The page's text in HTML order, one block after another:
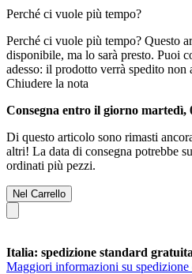
Perché ci vuole più tempo?
Perché ci vuole più tempo? Questo
disponibile, ma lo sarà presto. Puoi
adesso: il prodotto verrà spedito non
Chiudere la nota
Consegna entro il giorno martedì,
Di questo articolo sono rimasti
altri! La data di consegna potrebbe
ordinati più pezzi.
Nel Carrello
Italia: spedizione standard gratuita
Maggiori informazioni su spedizione